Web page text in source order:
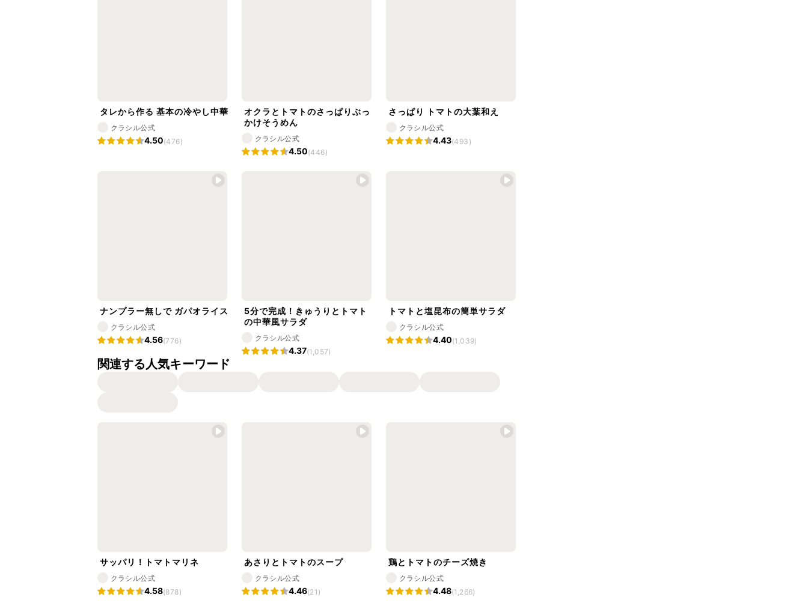
タレから作る 基本の冷やし中華
クラシル公式
4.50(476)
オクラとトマトのさっぱりぶっ
かけそうめん
クラシル公式
4.50(446)
さっぱり トマトの大葉和え
クラシル公式
4.43(493)
ナンプラー無しで ガパオライス
クラシル公式
4.56(776)
5分で完成！きゅうりとトマト
の中華風サラダ
クラシル公式
4.37(1,057)
トマトと塩昆布の簡単サラダ
クラシル公式
4.40(1,039)
関連する人気キーワード
サッパリ！トマトマリネ
クラシル公式
4.58(878)
あさりとトマトのスープ
クラシル公式
4.46(21)
鶏とトマトのチーズ焼き
クラシル公式
4.48(1,266)